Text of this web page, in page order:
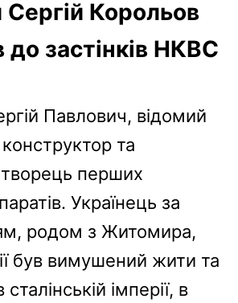
a
s
g
a
n
Сергій Корольов
до застінків НКВС
Павлович, відомий
та
творець перших
Українець за
родом з Житомира,
був вимушений жити та
імперії, в